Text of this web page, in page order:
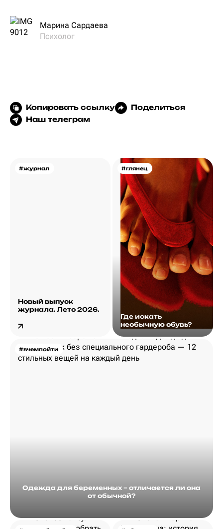
Марина Сардаева
Психолог
Копировать ссылку
Поделиться
Наш телеграм
#журнал
Новый выпуск
журнала. Лето 2026.
#глянец
Где искать
необычную обувь?
#вчемпойти
Одежда для беременных – отличается ли она
от обычной?